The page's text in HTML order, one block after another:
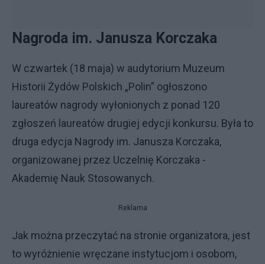
Nagroda im. Janusza Korczaka
W czwartek (18 maja) w audytorium Muzeum
Historii Żydów Polskich „Polin” ogłoszono
laureatów nagrody wyłonionych z ponad 120
zgłoszeń laureatów drugiej edycji konkursu. Była to
druga edycja Nagrody im. Janusza Korczaka,
organizowanej przez Uczelnię Korczaka -
Akademię Nauk Stosowanych.
Reklama
Jak można przeczytać na stronie organizatora, jest
to wyróżnienie wręczane instytucjom i osobom,